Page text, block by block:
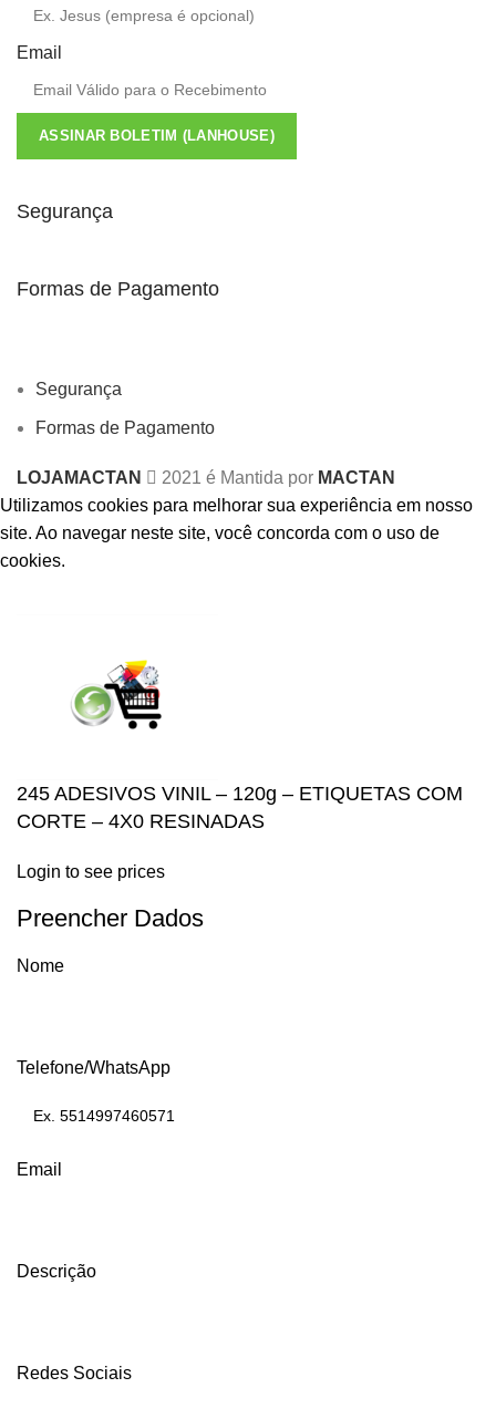
Email
ASSINAR BOLETIM (LANHOUSE)
Segurança
Formas de Pagamento
Segurança
Formas de Pagamento
LOJAMACTAN 2021 é Mantida por MACTAN
Utilizamos cookies para melhorar sua experiência em nosso
site. Ao navegar neste site, você concorda com o uso de
cookies.
245 ADESIVOS VINIL – 120g – ETIQUETAS COM
CORTE – 4X0 RESINADAS
Login to see prices
Preencher Dados
Nome
Telefone/WhatsApp
Email
Descrição
Redes Sociais